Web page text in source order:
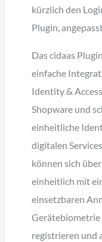
kürzlich den
Plugin,
Das cidaas
einfache
Identity &
Shopware und
einheitliche
digitalen
können sich
einheitlich mit
einsetzbaren
registrieren und